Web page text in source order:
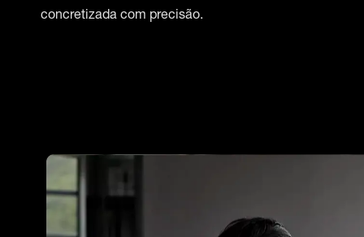
concretizada com precisão.